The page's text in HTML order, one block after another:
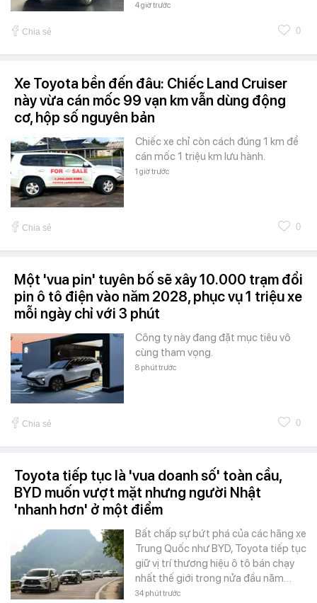
4 giờ trước
Chia sẻ 0
Xe Toyota bền đến đâu: Chiếc Land Cruiser
này vừa cán mốc 99 vạn km vẫn dùng động
cơ, hộp số nguyên bản
Chiếc xe chỉ còn cách đúng 1 km để
cán mốc 1 triệu km lưu hành.
1 giờ trước
Chia sẻ 0
Một 'vua pin' tuyên bố sẽ xây 10.000 trạm đổi
pin ô tô điện vào năm 2028, phục vụ 1 triệu xe
mỗi ngày chỉ với 3 phút
Công ty này đang đặt mục tiêu vô
cùng tham vọng.
8 phút trước
Chia sẻ 0
Toyota tiếp tục là 'vua doanh số' toàn cầu,
BYD muốn vượt mặt nhưng người Nhật
'nhanh hơn' ở một điểm
Bất chấp sự bứt phá của các hãng xe
Trung Quốc như BYD, Toyota tiếp tục
giữ vị trí thương hiệu ô tô bán chạy
nhất thế giới trong nửa đầu năm…
34 phút trước